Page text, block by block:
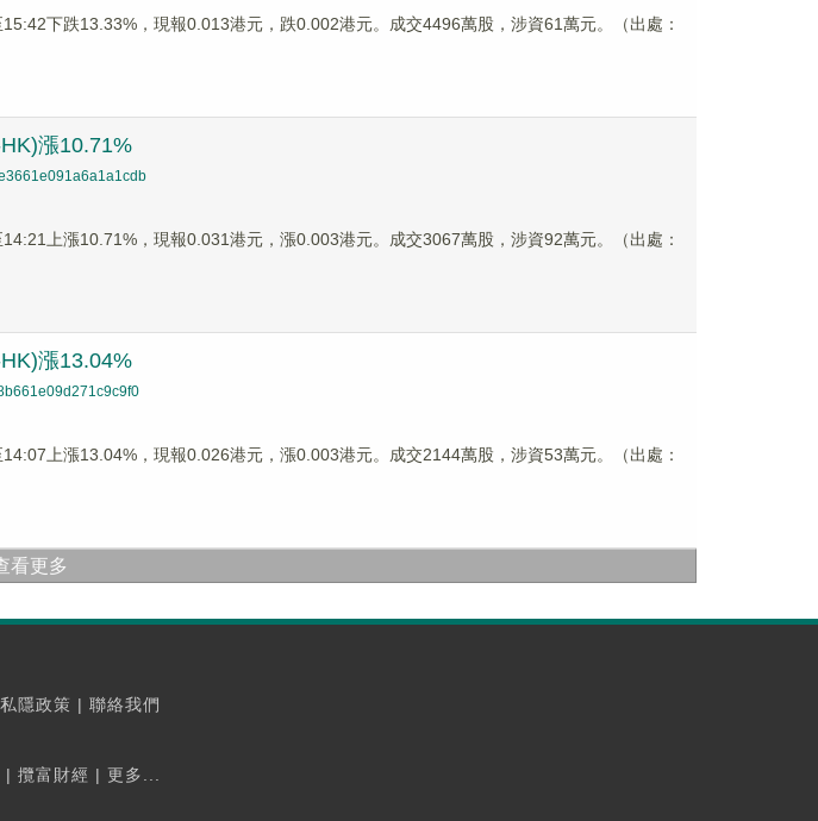
下跌13.33%，現報0.013港元，跌0.002港元。成交4496萬股，涉資61萬元。（出處：
漲10.71%
上漲10.71%，現報0.031港元，漲0.003港元。成交3067萬股，涉資92萬元。（出處：
漲13.04%
上漲13.04%，現報0.026港元，漲0.003港元。成交2144萬股，涉資53萬元。（出處：
看更多
私隱政策 | 聯絡我們
| 攬富財經 | 更多...